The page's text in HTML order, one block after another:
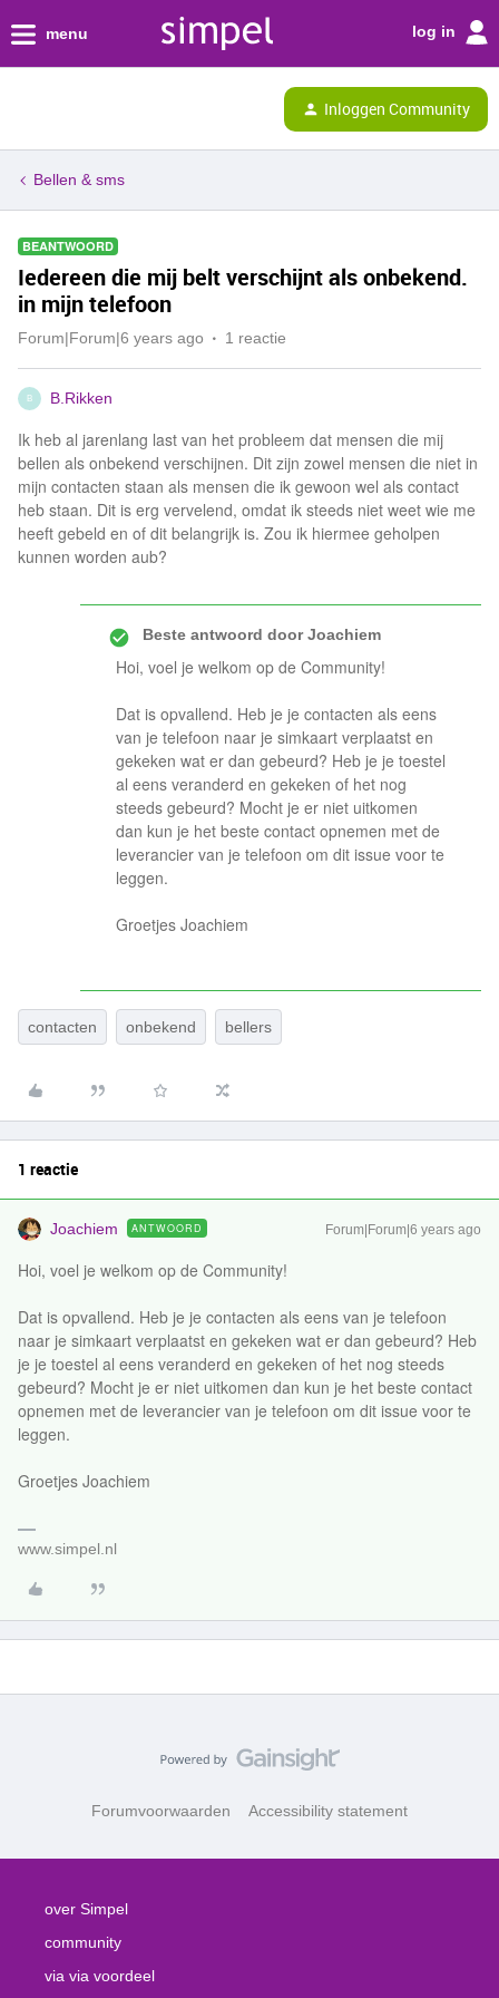
menu log in
Inloggen Community
Bellen & sms
BEANTWOORD
Iedereen die mij belt verschijnt als onbekend.
in mijn telefoon
Forum|Forum|6 years ago 1 reactie
B B.Rikken
Ik heb al jarenlang last van het probleem dat mensen die mij
bellen als onbekend verschijnen. Dit zijn zowel mensen die niet in
mijn contacten staan als mensen die ik gewoon wel als contact
heb staan. Dit is erg vervelend, omdat ik steeds niet weet wie me
heeft gebeld en of dit belangrijk is. Zou ik hiermee geholpen
kunnen worden aub?
Beste antwoord doorJoachiem
Hoi, voel je welkom op de Community!
Dat is opvallend. Heb je je contacten als eens
van je telefoon naar je simkaart verplaatst en
gekeken wat er dan gebeurd? Heb je je toestel
al eens veranderd en gekeken of het nog
steeds gebeurd? Mocht je er niet uitkomen
dan kun je het beste contact opnemen met de
leverancier van je telefoon om dit issue voor te
leggen.
Groetjes Joachiem
contacten onbekend bellers
1 reactie
Joachiem ANTWOORD Forum|Forum|6 years ago
Hoi, voel je welkom op de Community!
Dat is opvallend. Heb je je contacten als eens van je telefoon
naar je simkaart verplaatst en gekeken wat er dan gebeurd? Heb
je je toestel al eens veranderd en gekeken of het nog steeds
gebeurd? Mocht je er niet uitkomen dan kun je het beste contact
opnemen met de leverancier van je telefoon om dit issue voor te
leggen.
Groetjes Joachiem
www.simpel.nl
Forumvoorwaarden Accessibility statement
over Simpel
community
via via voordeel